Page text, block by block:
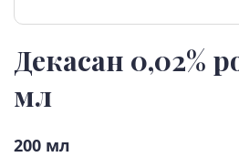
Декасан 0,02%
мл
200 мл